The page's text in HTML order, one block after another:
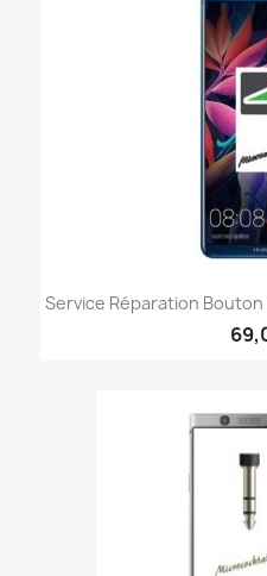
Service Réparation Bouton